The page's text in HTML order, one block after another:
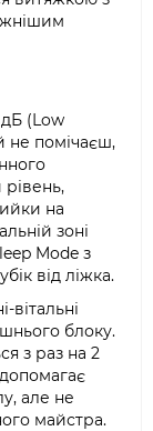
дБ (Low
не помічаєш,
на
зоні
Mode з
від ліжка.
вітальні
блоку.
з раз на 2
але не
майстра.